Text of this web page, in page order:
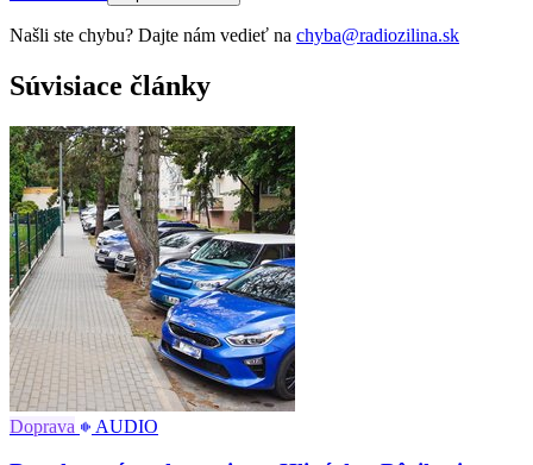
Našli ste chybu? Dajte nám vedieť na chyba@radiozilina.sk
Súvisiace články
Doprava AUDIO